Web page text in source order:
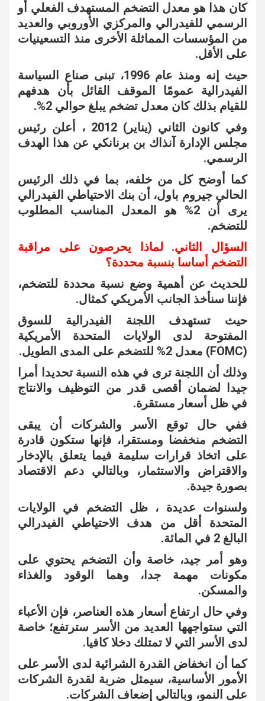
كان هذا هو معدل التضخم المستهدف الفعلي أو
الرسمي للفيدرالي والمركزي الأوروبي والعديد
من المؤسسات المماثلة الأخرى منذ التسعينيات
على الأقل.
حيث إنه ومنذ عام 1996، تبنى صناع السياسة
الفيدرالية عمومًا الموقف القائل بأن هدفهم
للقيام بذلك كان معدل تضخم يبلغ حوالي 2%.
وفي كانون الثاني (يناير) 2012 ، أعلن رئيس
مجلس الإدارة آنذاك بن برنانكي عن هذا الهدف
الرسمي.
كما أوضح كل من خلفه، بما في ذلك الرئيس
الحالي جيروم باول، أن بنك الاحتياطي الفيدرالي
يرى أن 2% هو المعدل المناسب المطلوب
للتضخم.
السؤال الثاني. لماذا يحرصون على مراقبة
التضخم أساسا بنسبة محددة؟
للحديث عن أهمية وضع نسبة محددة للتضخم،
فإننا سنأخذ الجانب الأمريكي كمثال.
حيث تستهدف اللجنة الفيدرالية للسوق
المفتوحة لدى الولايات المتحدة الأمريكية
(FOMC) معدل 2% للتضخم على المدى الطويل.
وذلك أن اللجنة ترى في هذه النسبة تحديدا أمرا
جيدا لضمان أقصى قدر من التوظيف والانتاج
في ظل أسعار مستقرة.
ففي حال توقع الأسر والشركات أن يبقى
التضخم منخفضا ومستقرا، فإنها ستكون قادرة
على اتخاذ قرارات سليمة فيما يتعلق بالإدخار
والاقتراض والاستثمار، وبالتالي دعم الاقتصاد
بصورة جيدة.
ولسنوات عديدة ، ظل التضخم في الولايات
المتحدة أقل من هدف الاحتياطي الفيدرالي
البالغ 2 في المائة.
وهو أمر جيد، خاصة وأن التضخم يحتوي على
مكونات مهمة جدا، وهما الوقود والغذاء
والمسكن.
وفي حال ارتفاع أسعار هذه العناصر، فإن الأعباء
التي ستواجهها العديد من الأسر سترتفع؛ خاصة
لدى الأسر التي لا تمتلك دخلا كافيا.
كما أن انخفاض القدرة الشرائية لدى الأسر على
الأمور الأساسية، سيمثل ضربة لقدرة الشركات
على النمو، وبالتالي إضعاف الشركات.